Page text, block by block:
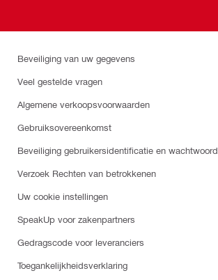
Beveiliging van uw gegevens
Veel gestelde vragen
Algemene verkoopsvoorwaarden
Gebruiksovereenkomst
Beveiliging gebruikersidentificatie en wachtwoord
Verzoek Rechten van betrokkenen
Uw cookie instellingen
SpeakUp voor zakenpartners
Gedragscode voor leveranciers
Toegankelijkheidsverklaring